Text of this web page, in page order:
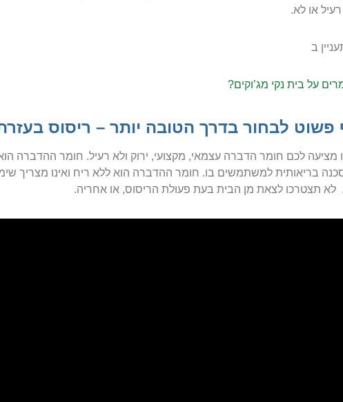
או לא.
ב
על בית נקי מג’וקים?
פשוט לבחור בדרך הטובה יותר – ריסוס
מציעה לכם חומר הדברה עצמאי, מקצועי, ירוק ולא רעיל. חומר ההדברה הוא
בריאותית למשתמשים בו. חומר ההדברה הוא ללא ריח ואינו מצריך
לא תצטרכו לצאת מן הבית בעת פעולת הריסוס, או אחריה.